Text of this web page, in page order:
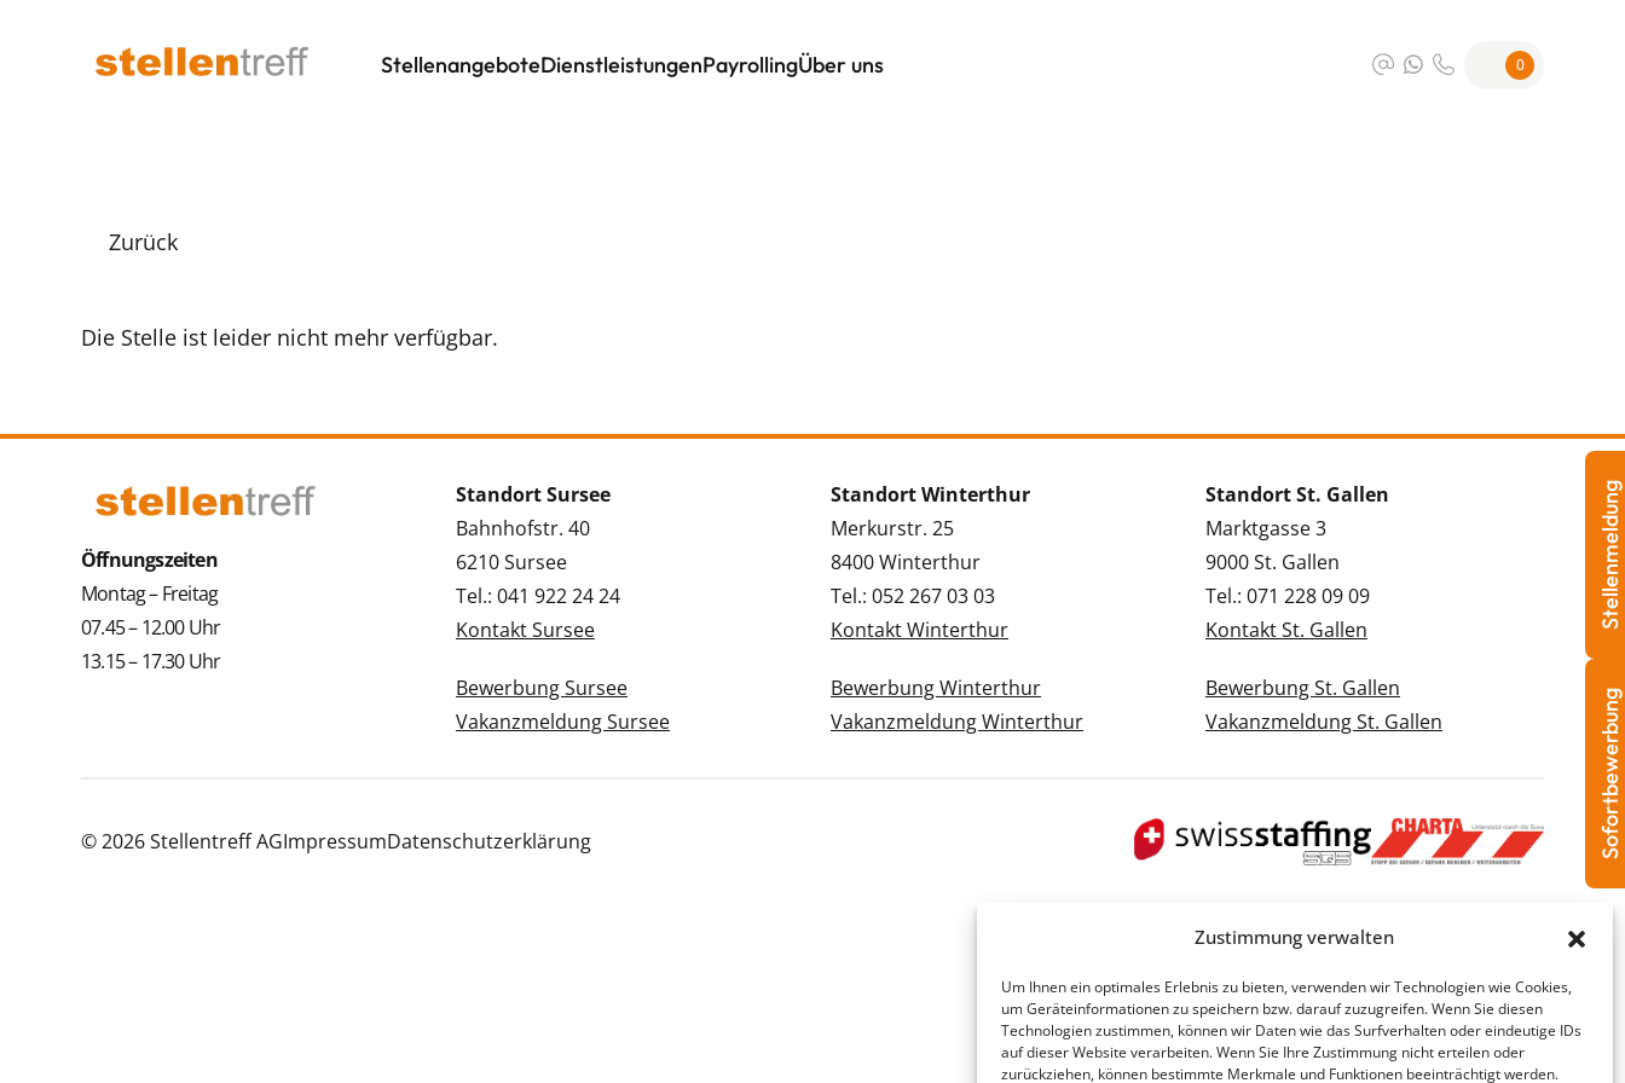
Zustimmung verwalten
Um Ihnen ein optimales Erlebnis zu bieten, verwenden wir Technologien wie Cookies,
um Geräteinformationen zu speichern bzw. darauf zuzugreifen. Wenn Sie diesen
Technologien zustimmen, können wir Daten wie das Surfverhalten oder eindeutige IDs
auf dieser Website verarbeiten. Wenn Sie Ihre Zustimmung nicht erteilen oder
zurückziehen, können bestimmte Merkmale und Funktionen beeinträchtigt werden.
StellenangeboteDienstleistungenPayrollingÜber uns 0
Zurück
Die Stelle ist leider nicht mehr verfügbar.
Öffnungszeiten
Montag – Freitag
07.45 – 12.00 Uhr
13.15 – 17.30 Uhr
Standort Sursee
Bahnhofstr. 40
6210 Sursee
Tel.: 041 922 24 24
Kontakt Sursee
Bewerbung Sursee
Vakanzmeldung Sursee
Standort Winterthur
Merkurstr. 25
8400 Winterthur
Tel.: 052 267 03 03
Kontakt Winterthur
Bewerbung Winterthur
Vakanzmeldung Winterthur
Standort St. Gallen
Marktgasse 3
9000 St. Gallen
Tel.: 071 228 09 09
Kontakt St. Gallen
Bewerbung St. Gallen
Vakanzmeldung St. Gallen
© 2026 Stellentreff AGImpressumDatenschutzerklärung Sofortbewerbung
Stellenmeldung